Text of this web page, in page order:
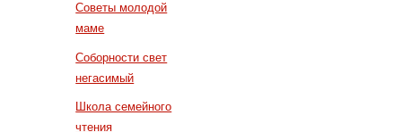
Советы молодой
маме
Соборности свет
негасимый
Школа семейного
чтения